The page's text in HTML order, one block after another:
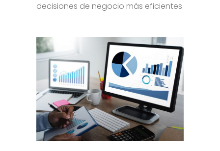
decisiones de negocio más eficientes